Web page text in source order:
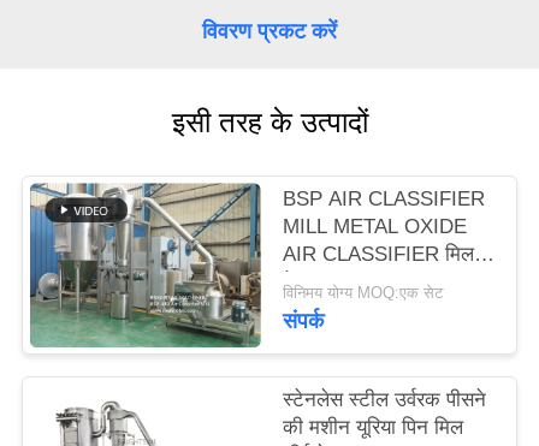
PRIVACY
POLICY
विवरण प्रकट करें
इसी तरह के उत्पादों
BSP AIR CLASSIFIER
MILL METAL OXIDE
AIR CLASSIFIER मिल
मेटल ऑक्साइड ACM
GGRINDER
विनिमय योग्य MOQ:एक सेट
संपर्क
स्टेनलेस स्टील उर्वरक पीसने
की मशीन यूरिया पिन मिल